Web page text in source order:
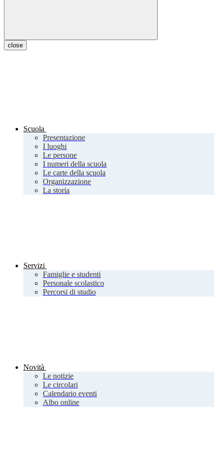
close
Scuola
Presentazione
I luoghi
Le persone
I numeri della scuola
Le carte della scuola
Organizzazione
La storia
Servizi
Famiglie e studenti
Personale scolastico
Percorsi di studio
Novità
Le notizie
Le circolari
Calendario eventi
Albo online